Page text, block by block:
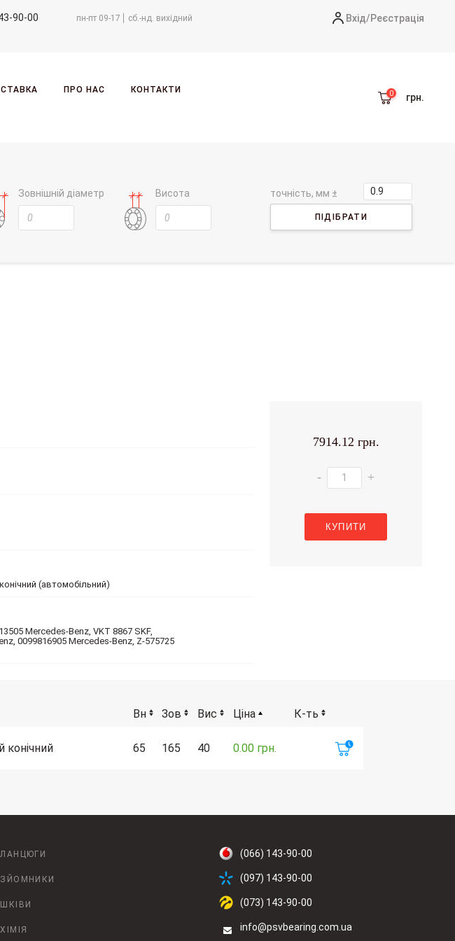
пн-пт 09-17 сб.-нд. вихідний
90-00 Вхід/Реєстрація
ПРО НАС КОНТАКТИ
грн.
Зовнішній діаметр Висота точність, мм ±
ПІДІБРАТИ
(автомобільний)
Mercedes-Benz, VKT 8867 SKF,
0099816905 Mercedes-Benz, Z-575725
7914.12 грн.
- +
КУПИТИ
Вн Зов Вис Ціна К-ть
конічний 65 165 40 0.00 грн.
ЛАНЦЮГИ
ЗЙОМНИКИ
ШКІВИ
ХІМІЯ
(066) 143-90-00
(097) 143-90-00
(073) 143-90-00
info@psvbearing.com.ua